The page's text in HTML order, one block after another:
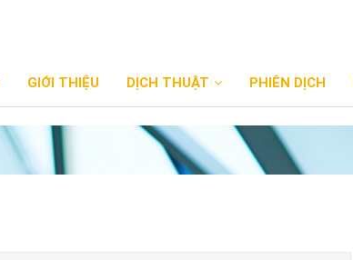
GIỚI THIỆU DỊCH THUẬT PHIÊN DỊCH